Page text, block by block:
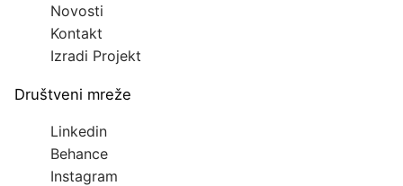
Novosti
Kontakt
Izradi Projekt
Društveni mreže
Linkedin
Behance
Instagram